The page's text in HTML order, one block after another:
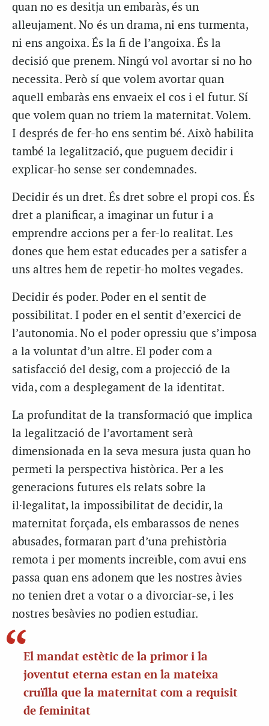
quan no es desitja un embaràs, és un
alleujament. No és un drama, ni ens turmenta,
ni ens angoixa. És la fi de l’angoixa. És la
decisió que prenem. Ningú vol avortar si no ho
necessita. Però sí que volem avortar quan
aquell embaràs ens envaeix el cos i el futur. Sí
que volem quan no triem la maternitat. Volem.
I després de fer-ho ens sentim bé. Això habilita
també la legalització, que puguem decidir i
explicar-ho sense ser condemnades.
Decidir és un dret. És dret sobre el propi cos. És
dret a planificar, a imaginar un futur i a
emprendre accions per a fer-lo realitat. Les
dones que hem estat educades per a satisfer a
uns altres hem de repetir-ho moltes vegades.
Decidir és poder. Poder en el sentit de
possibilitat. I poder en el sentit d’exercici de
l’autonomia. No el poder opressiu que s’imposa
a la voluntat d’un altre. El poder com a
satisfacció del desig, com a projecció de la
vida, com a desplegament de la identitat.
La profunditat de la transformació que implica
la legalització de l’avortament serà
dimensionada en la seva mesura justa quan ho
permeti la perspectiva històrica. Per a les
generacions futures els relats sobre la
il·legalitat, la impossibilitat de decidir, la
maternitat forçada, els embarassos de nenes
abusades, formaran part d’una prehistòria
remota i per moments increïble, com avui ens
passa quan ens adonem que les nostres àvies
no tenien dret a votar o a divorciar-se, i les
nostres besàvies no podien estudiar.
El mandat estètic de la primor i la
joventut eterna estan en la mateixa
cruïlla que la maternitat com a requisit
de feminitat